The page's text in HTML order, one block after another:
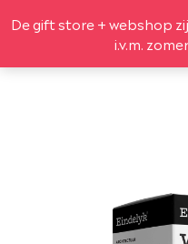
De gift store + webshop
i.v.m.